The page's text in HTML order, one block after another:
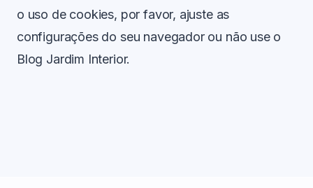
o uso de cookies, por favor, ajuste as
configurações do seu navegador ou não use o
Blog Jardim Interior.